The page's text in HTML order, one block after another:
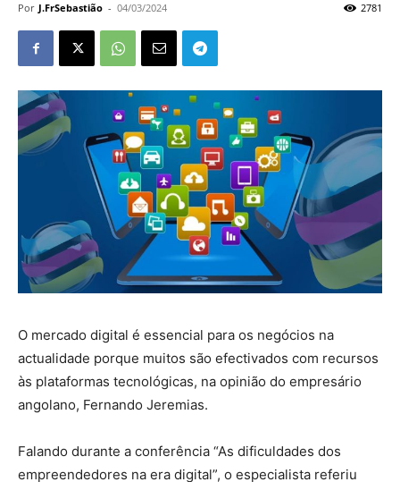
Por J.FrSebastião - 04/03/2024 2781
O mercado digital é essencial para os negócios na
actualidade porque muitos são efectivados com recursos
às plataformas tecnológicas, na opinião do empresário
angolano, Fernando Jeremias.
Falando durante a conferência “As dificuldades dos
empreendedores na era digital”, o especialista referiu